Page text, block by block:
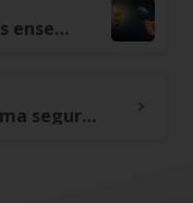
Las cosas que nunca nos enseñaron sobre el dinero
Cómo invertir de forma segura y sin riesgos para tu futuro